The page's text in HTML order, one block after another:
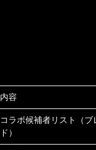
内容
コラボ候補者リスト（
ド）